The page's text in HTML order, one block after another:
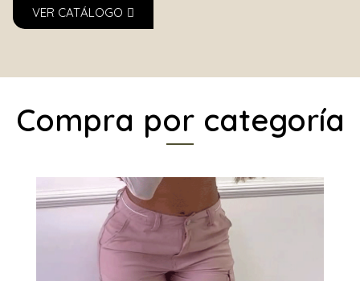
VER CATÁLOGO
Compra por categoría